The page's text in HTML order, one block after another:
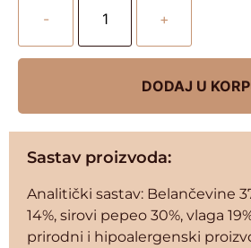
- +
DODAJ U
Sastav proizvoda:
Analitički sastav: Belančevine
14%, sirovi pepeo 30%, vlaga
prirodni i hipoalergenski